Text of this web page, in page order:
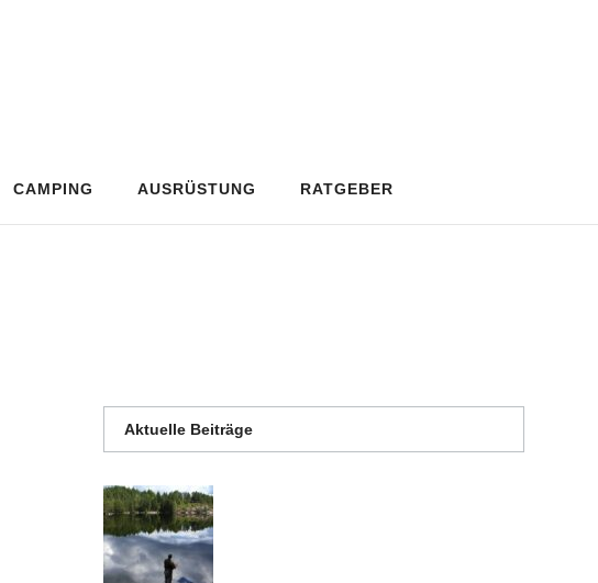
CAMPING AUSRÜSTUNG RATGEBER
Aktuelle Beiträge